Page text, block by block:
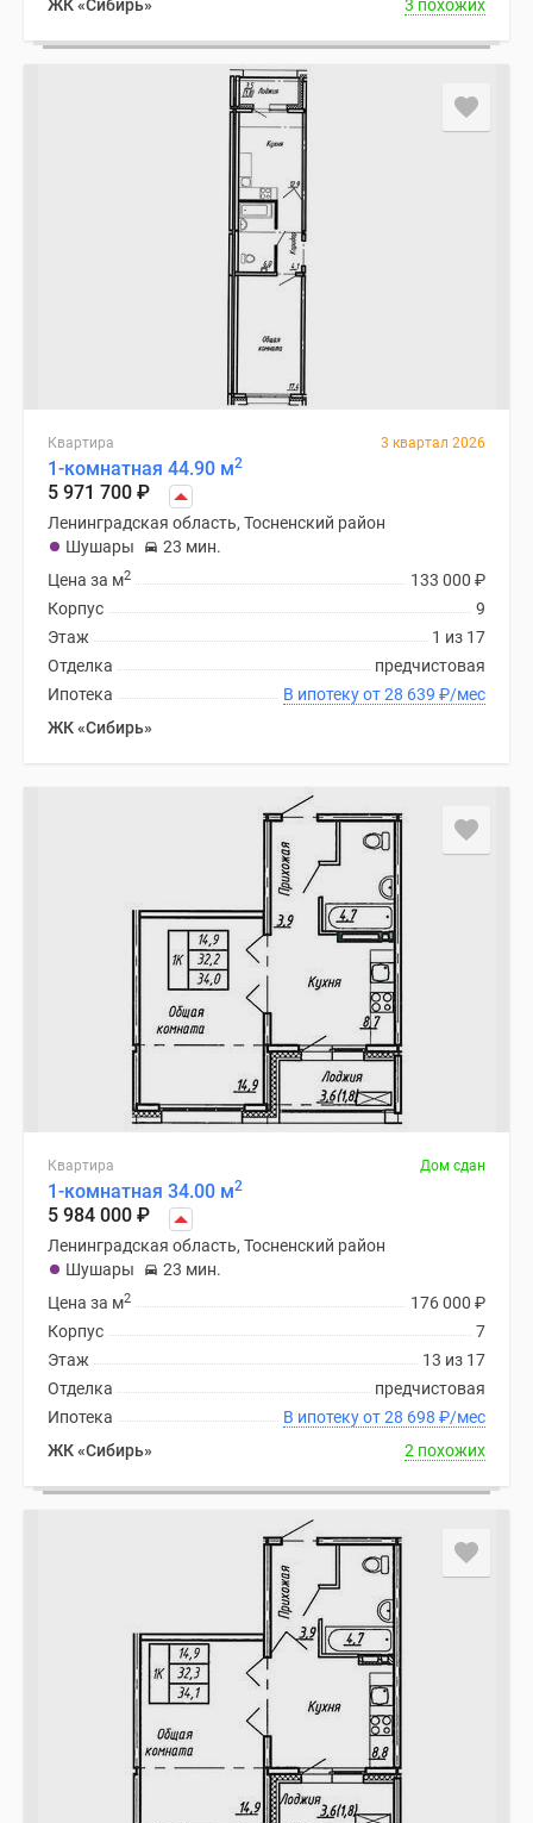
ЖК «Сибирь» 3 похожих
Квартира 3 квартал 2026
1-комнатная 44.90 м2
5 971 700 ₽
Ленинградская область, Тосненский район
Шушары
23 мин.
133 000 ₽
Цена за м2
9
Корпус
1 из 17
Этаж
предчистовая
Отделка
В ипотеку от 28 639 ₽/мес
Ипотека
ЖК «Сибирь»
Квартира Дом сдан
1-комнатная 34.00 м2
5 984 000 ₽
Ленинградская область, Тосненский район
Шушары
23 мин.
176 000 ₽
Цена за м2
7
Корпус
13 из 17
Этаж
предчистовая
Отделка
В ипотеку от 28 698 ₽/мес
Ипотека
ЖК «Сибирь»
2 похожих